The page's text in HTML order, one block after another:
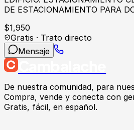
DE ESTACIONAMIENTO PARA
$1,950
Gratis · Trato directo
Mensaje
De nuestra comunidad, para
Compra, vende y conecta con
Gratis, fácil, en español.